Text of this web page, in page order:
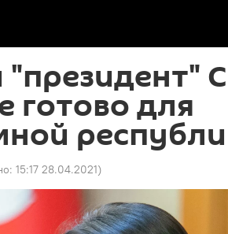
готово для
15:17 28.04.2021)